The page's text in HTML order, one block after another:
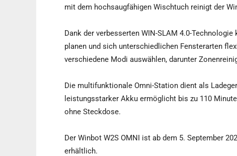
mit dem hochsaugfähigen Wischtuch reinigt der
Dank der verbesserten WIN-SLAM 4.0-
planen und sich unterschiedlichen Fensterarten
verschiedene Modi auswählen, darunter
Die multifunktionale Omni-Station dient als
leistungsstarker Akku ermöglicht bis zu 110
ohne Steckdose.
Der Winbot W2S OMNI ist ab dem 5. September
erhältlich.